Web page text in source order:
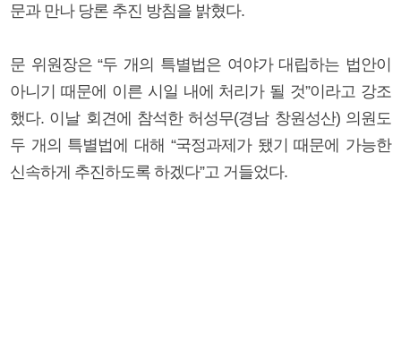
문과 만나 당론 추진 방침을 밝혔다.
문 위원장은 “두 개의 특별법은 여야가 대립하는 법안이
아니기 때문에 이른 시일 내에 처리가 될 것”이라고 강조
했다. 이날 회견에 참석한 허성무(경남 창원성산) 의원도
두 개의 특별법에 대해 “국정과제가 됐기 때문에 가능한
신속하게 추진하도록 하겠다”고 거들었다.